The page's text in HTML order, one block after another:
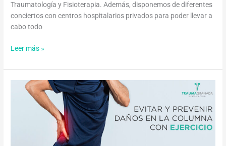
Traumatología y Fisioterapia. Además, disponemos de diferentes
conciertos con centros hospitalarios privados para poder llevar a
cabo todo
Leer más »
Evitar